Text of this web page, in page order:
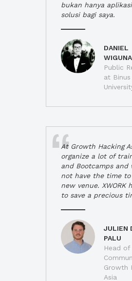
bukan hanya
solusi bagi saya.
DANIEL
WIGUNA
Public
at Binus
At Growth Hacking
organize a lot of
and Bootcamps and
not have the time
new venue. XWORK
to save a precious
JULIEN
PALU
Head of
Growth
Asia